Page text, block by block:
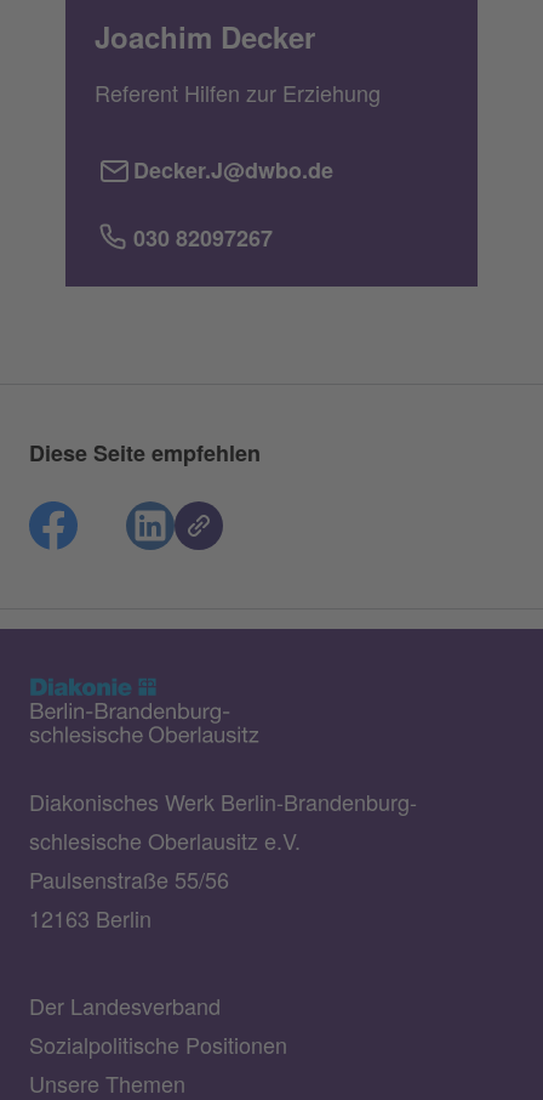
Joachim Decker
Referent Hilfen zur Erziehung
Decker.J@dwbo.de
030 82097267
Diese Seite empfehlen
Diakonisches Werk Berlin-Brandenburg-
schlesische Oberlausitz e.V.
Paulsenstraße 55/56
12163 Berlin
Der Landesverband
Sozialpolitische Positionen
Unsere Themen